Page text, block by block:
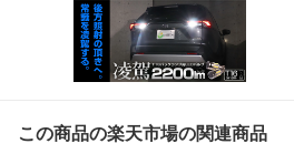
この商品の楽天市場の関連商品